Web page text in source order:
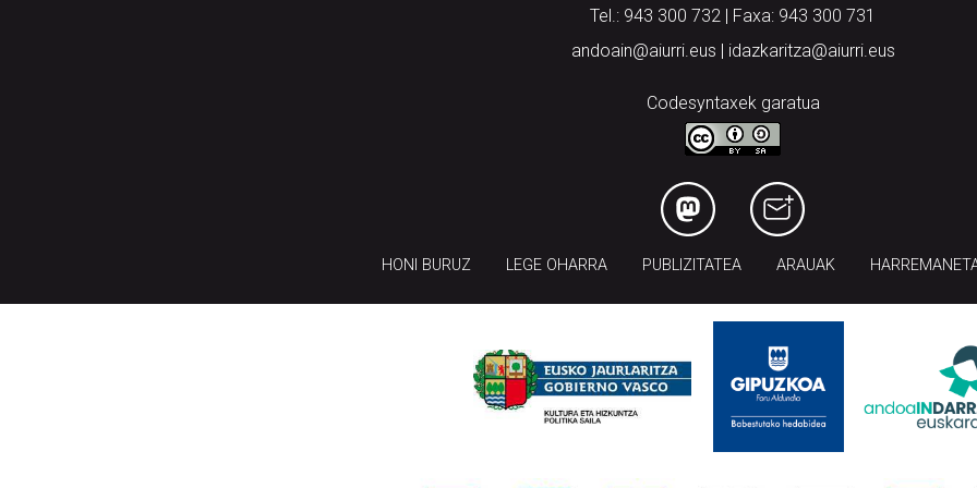
Tel.: 943 300 732 | Faxa: 943 300 731
andoain@aiurri.eus | idazkaritza@aiurri.eus
Codesyntaxek garatua
HONI BURUZ LEGE OHARRA PUBLIZITATEA ARAUAK